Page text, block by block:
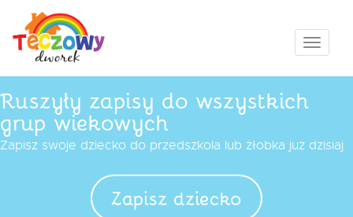
Przejdź
treści
Pokaż
Ruszyły zapisy do wszystkich
grup wiekowych
Zapisz swoje dziecko do przedszkola lub żłobka już dzisiaj
Zapisz dziecko